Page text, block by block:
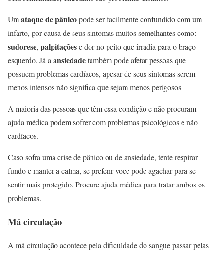
Umataque de pânicopode ser facilmente confundido com um
infarto, por causa de seus sintomas muitos semelhantes como:
sudorese, palpitaçõese dor no peito que irradia para o braço
esquerdo. Já a ansiedadetambém pode afetar pessoas que
possuem problemas cardíacos, apesar de seus sintomas serem
menos intensos não significa que sejam menos perigosos.
A maioria das pessoas que têm essa condição e não procuram
ajuda médica podem sofrer com problemas psicológicos e não
cardíacos.
Caso sofra uma crise de pânico ou de ansiedade, tente respirar
fundo e manter a calma, se preferir você pode agachar para se
sentir mais protegido. Procure ajuda médica para tratar ambos os
problemas.
Má circulação
A má circulação acontece pela dificuldade do sangue passar pelas